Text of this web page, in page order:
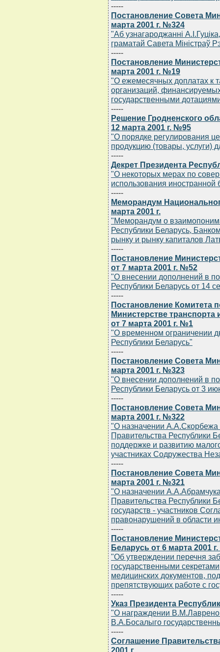
-----
Постановление Совета
марта 2001 г. №324
"Аб узнагароджаннi
граматай Савета Мiнiстраў
-----
Постановление
марта 2001 г. №19
"О ежемесячных доплатах к
организаций,
государственными
-----
Решение Гродненского
12 марта 2001 г. №95
"О порядке регулирования
продукцию (товары, услуги)
-----
Декрет Президента
"О некоторых мерах по
использования
-----
Меморандум
марта 2001 г.
"Меморандум о
Республики Беларусь,
рынку и рынку капиталов
-----
Постановление
от 7 марта 2001 г. №52
"О внесении дополнений в
Республики Беларусь от 14
-----
Постановление Комитета
Министерстве
от 7 марта 2001 г. №1
"О временном ограничении
Республики Беларусь"
-----
Постановление Совета
марта 2001 г. №323
"О внесении дополнений в
Республики Беларусь от 3
-----
Постановление Совета
марта 2001 г. №322
"О назначении
Правительства Республики
поддержке и развитию
участниках Содружества
-----
Постановление Совета
марта 2001 г. №321
"О назначении
Правительства Республики
государств - участников
правонарушений в области
-----
Постановление
Беларусь от 6 марта 2001
"Об утверждении перечня
государственными
медицинских документов,
препятствующих работе с
-----
Указ Президента
"О награждении
В.А.Босалыго
-----
Соглашение
2001 г.